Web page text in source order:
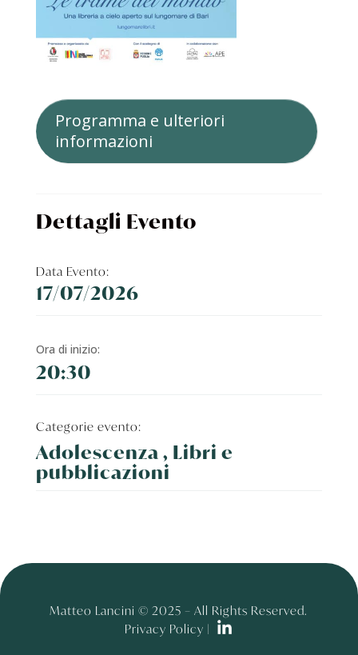
Programma e ulteriori
informazioni
Dettagli Evento
Data Evento:
17/07/2026
Ora di inizio:
20:30
Categorie evento:
Adolescenza , Libri e
pubblicazioni
Matteo Lancini © 2025 – All Rights Reserved.
Privacy Policy |